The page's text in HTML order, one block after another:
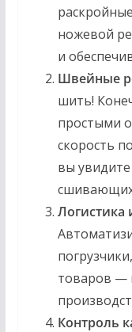
ножевой
и
Швейные
шить!
простыми
скорость
вы
Логистика
товаров —
Контроль